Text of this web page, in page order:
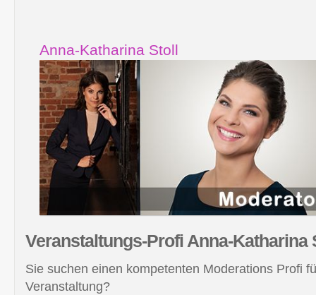
Anna-Katharina Stoll
Veranstaltungs-Profi Anna-Katharina
Sie suchen einen kompetenten Moderations Profi
Veranstaltung?